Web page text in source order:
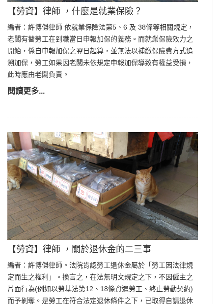
【勞資】律師 ，什麼是就業保險？
編者：許博傑律師 依就業保險法第5、6 及 38條等相關規定，
老闆有替勞工在到職當日申報加保的義務。而就業保險效力之
開始，係自申報加保之翌日起算，並無法以補繳保險費方式追
溯加保，勞工如果因老闆未依規定申報加保導致有權益受損，
此時應由老闆負責。
閱讀更多...
【勞資】律師 ，關於退休金的二三事
編者：許博傑律師。法院肯認勞工退休金屬於「勞工因法律規
定而生之權利」。換言之，在法無明文規定之下，不因僱主之
片面行為(例如以勞基法第12、18條資遣勞工、終止勞動契約)
而予剝奪。是勞工在符合法定退休條件之下，已取得自請退休